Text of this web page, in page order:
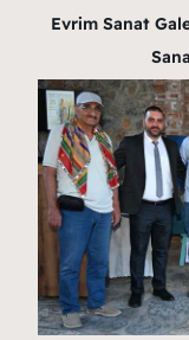
Evrim Sanat